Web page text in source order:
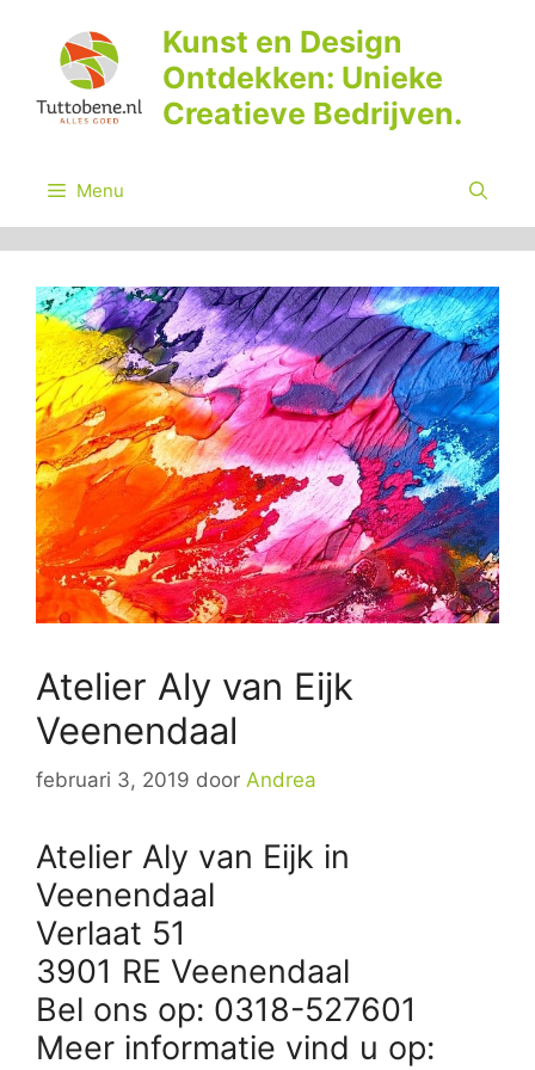
inhoud
Kunst en Design
Ontdekken: Unieke
Creatieve Bedrijven.
Menu
Atelier Aly van Eijk
Veenendaal
februari 3, 2019 door Andrea
Atelier Aly van Eijk in
Veenendaal
Verlaat 51
3901 RE Veenendaal
Bel ons op: 0318-527601
Meer informatie vind u op: